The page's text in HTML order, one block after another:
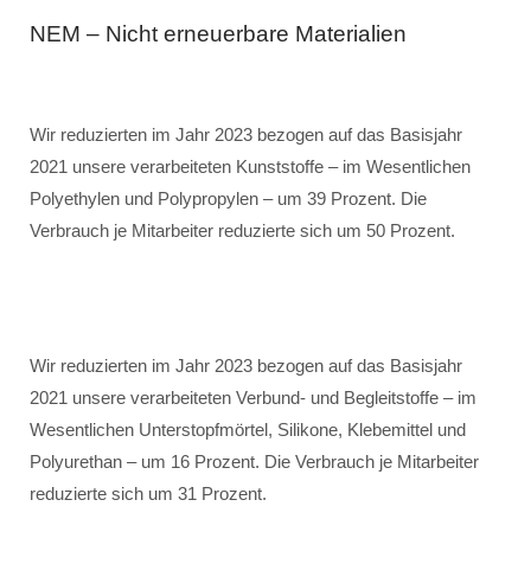
NEM – Nicht erneuerbare Materialien
Wir reduzierten im Jahr 2023 bezogen auf das Basisjahr
2021 unsere verarbeiteten Kunststoffe – im Wesentlichen
Polyethylen und Polypropylen – um 39 Prozent. Die
Verbrauch je Mitarbeiter reduzierte sich um 50 Prozent.
Wir reduzierten im Jahr 2023 bezogen auf das Basisjahr
2021 unsere verarbeiteten Verbund- und Begleitstoffe – im
Wesentlichen Unterstopfmörtel, Silikone, Klebemittel und
Polyurethan – um 16 Prozent. Die Verbrauch je Mitarbeiter
reduzierte sich um 31 Prozent.